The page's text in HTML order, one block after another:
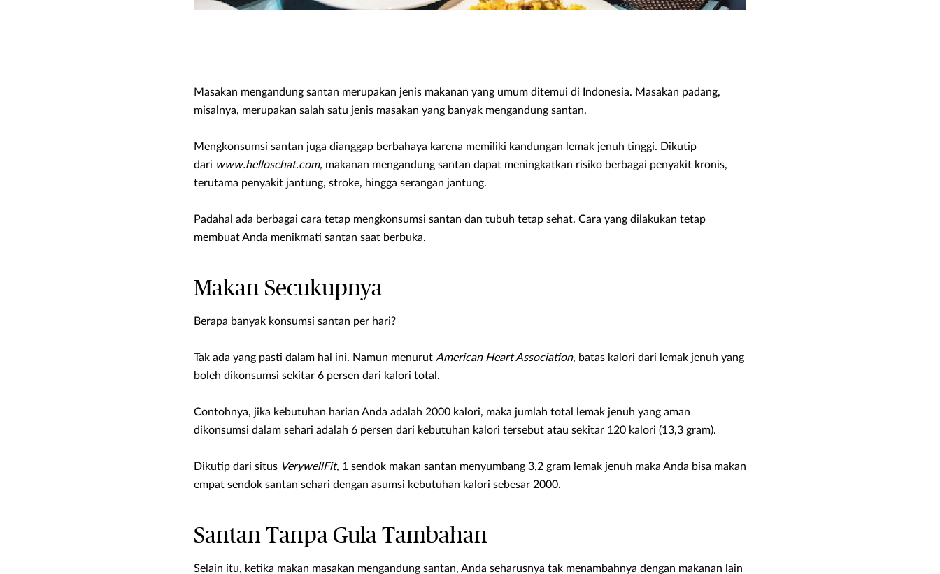
Masakan mengandung santan merupakan jenis makanan yang umum ditemui di Indonesia. Masakan padang,
misalnya, merupakan salah satu jenis masakan yang banyak mengandung santan.
Mengkonsumsi santan juga dianggap berbahaya karena memiliki kandungan lemak jenuh tinggi. Dikutip
dari www.hellosehat.com, makanan mengandung santan dapat meningkatkan risiko berbagai penyakit kronis,
terutama penyakit jantung, stroke, hingga serangan jantung.
Padahal ada berbagai cara tetap mengkonsumsi santan dan tubuh tetap sehat. Cara yang dilakukan tetap
membuat Anda menikmati santan saat berbuka.
Makan Secukupnya
Berapa banyak konsumsi santan per hari?
Tak ada yang pasti dalam hal ini. Namun menurut American Heart Association, batas kalori dari lemak jenuh yang
boleh dikonsumsi sekitar 6 persen dari kalori total.
Contohnya, jika kebutuhan harian Anda adalah 2000 kalori, maka jumlah total lemak jenuh yang aman
dikonsumsi dalam sehari adalah 6 persen dari kebutuhan kalori tersebut atau sekitar 120 kalori (13,3 gram).
Dikutip dari situs VerywellFit, 1 sendok makan santan menyumbang 3,2 gram lemak jenuh maka Anda bisa makan
empat sendok santan sehari dengan asumsi kebutuhan kalori sebesar 2000.
Santan Tanpa Gula Tambahan
Selain itu, ketika makan masakan mengandung santan, Anda seharusnya tak menambahnya dengan makanan lain